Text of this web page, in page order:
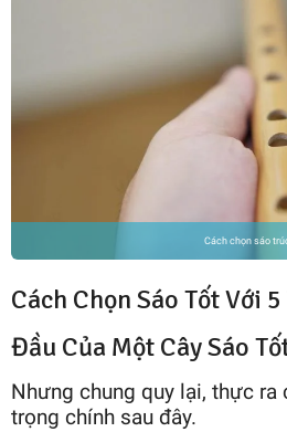
Cách chọn sáo
Cách Chọn Sáo Tốt Với
Đầu Của Một Cây Sáo
Nhưng chung quy lại, thực ra
trọng chính sau đây.